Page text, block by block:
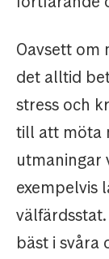
Oavsett om
det alltid
stress och
till att möta
utmaningar
exempelvis
bäst i svåra